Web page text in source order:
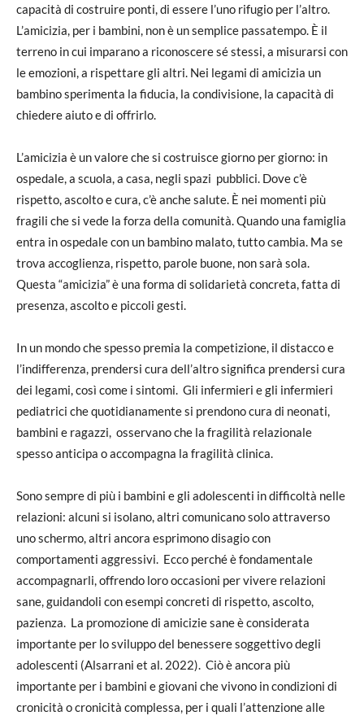
capacità di costruire ponti, di essere l’uno rifugio per l’altro.
L’amicizia, per i bambini, non è un semplice passatempo. È il
terreno in cui imparano a riconoscere sé stessi, a misurarsi con
le emozioni, a rispettare gli altri. Nei legami di amicizia un
bambino sperimenta la fiducia, la condivisione, la capacità di
chiedere aiuto e di offrirlo.
L’amicizia è un valore che si costruisce giorno per giorno: in
ospedale, a scuola, a casa, negli spazi pubblici. Dove c’è
rispetto, ascolto e cura, c’è anche salute. È nei momenti più
fragili che si vede la forza della comunità. Quando una famiglia
entra in ospedale con un bambino malato, tutto cambia. Ma se
trova accoglienza, rispetto, parole buone, non sarà sola.
Questa “amicizia” è una forma di solidarietà concreta, fatta di
presenza, ascolto e piccoli gesti.
In un mondo che spesso premia la competizione, il distacco e
l’indifferenza, prendersi cura dell’altro significa prendersi cura
dei legami, così come i sintomi. Gli infermieri e gli infermieri
pediatrici che quotidianamente si prendono cura di neonati,
bambini e ragazzi, osservano che la fragilità relazionale
spesso anticipa o accompagna la fragilità clinica.
Sono sempre di più i bambini e gli adolescenti in difficoltà nelle
relazioni: alcuni si isolano, altri comunicano solo attraverso
uno schermo, altri ancora esprimono disagio con
comportamenti aggressivi. Ecco perché è fondamentale
accompagnarli, offrendo loro occasioni per vivere relazioni
sane, guidandoli con esempi concreti di rispetto, ascolto,
pazienza. La promozione di amicizie sane è considerata
importante per lo sviluppo del benessere soggettivo degli
adolescenti (Alsarrani et al. 2022). Ciò è ancora più
importante per i bambini e giovani che vivono in condizioni di
cronicità o cronicità complessa, per i quali l’attenzione alle